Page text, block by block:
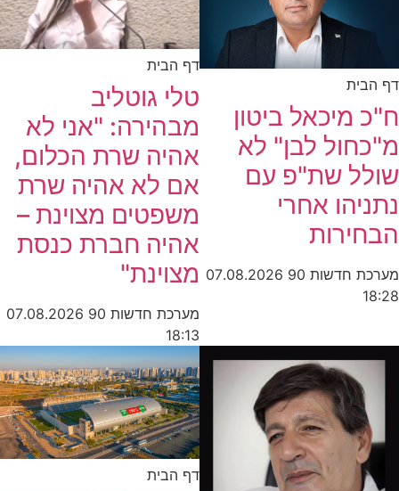
דף הבית
ח"כ מיכאל ביטון
מ"כחול לבן" לא
שולל שת"פ עם
נתניהו אחרי
הבחירות
מערכת חדשות 90
07.08.2026
18:28
דף הבית
טלי גוטליב
מבהירה: "אני לא
אהיה שרת הכלום,
אם לא אהיה שרת
משפטים מצוינת –
אהיה חברת כנסת
מצוינת"
מערכת חדשות 90
07.08.2026
18:13
דף הבית